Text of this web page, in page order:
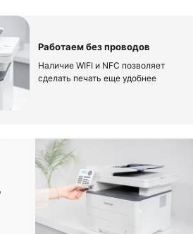
Работаем без проводов
Наличие WIFI и NFC позволяет
сделать печать еще удобнее